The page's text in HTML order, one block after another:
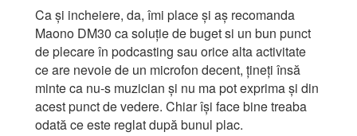
Ca și incheiere, da, îmi place și aș recomanda
Maono DM30 ca soluție de buget si un bun punct
de plecare în podcasting sau orice alta activitate
ce are nevoie de un microfon decent, țineți însă
minte ca nu-s muzician și nu ma pot exprima și din
acest punct de vedere. Chiar își face bine treaba
odată ce este reglat după bunul plac.